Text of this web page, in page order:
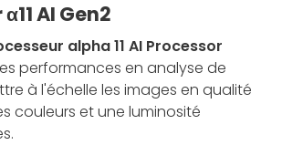
AI Gen2
alpha 11 AI Processor
performances en analyse de
à l'échelle les images en qualité
couleurs et une luminosité